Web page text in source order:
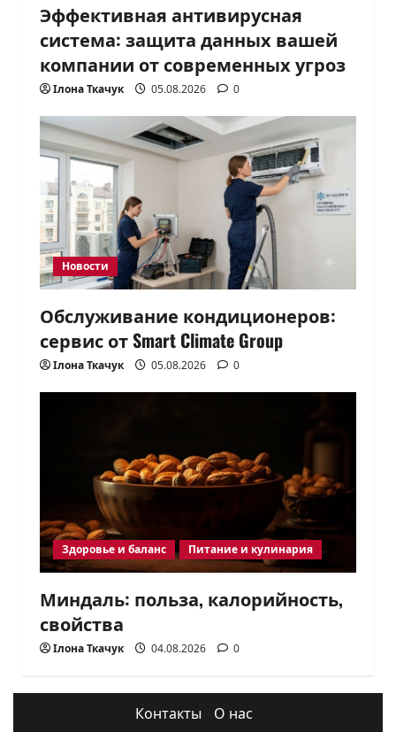
Эффективная антивирусная
система: защита данных вашей
компании от современных угроз
Ілона Ткачук 05.08.2026 0
Новости
Обслуживание кондиционеров:
сервис от Smart Climate Group
Ілона Ткачук 05.08.2026 0
Здоровье и баланс Питание и кулинария
Миндаль: польза, калорийность,
свойства
Ілона Ткачук 04.08.2026 0
Контакты О нас